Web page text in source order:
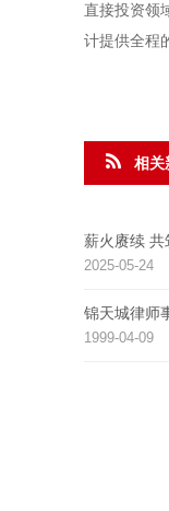
直接投资领
计提供全程
相关
薪火赓续
2025-05-24
锦天城律师
1999-04-09